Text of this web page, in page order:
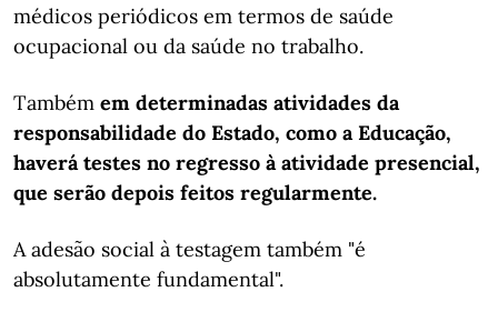
médicos periódicos em termos de saúde
ocupacional ou da saúde no trabalho.
Também em determinadas atividades da
responsabilidade do Estado, como a Educação,
haverá testes no regresso à atividade presencial,
que serão depois feitos regularmente.
A adesão social à testagem também "é
absolutamente fundamental".